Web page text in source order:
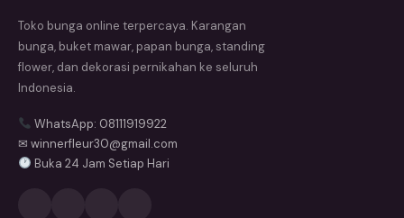
Toko bunga online terpercaya. Karangan
bunga, buket mawar, papan bunga, standing
flower, dan dekorasi pernikahan ke seluruh
Indonesia.
WhatsApp: 08111919922
✉ winnerfleur30@gmail.com
Buka 24 Jam Setiap Hari